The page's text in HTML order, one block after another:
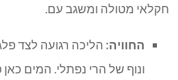
חקלאי מטולה ומשגב עם.
החוויה: הליכה רגועה לצד
ונוף של הרי נפתלי. המים